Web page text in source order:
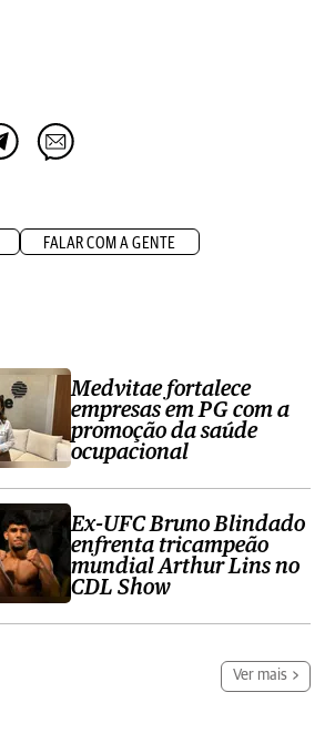
FALAR COM A GENTE
Medvitae fortalece
empresas em PG com a
promoção da saúde
ocupacional
Ex-UFC Bruno Blindado
enfrenta tricampeão
mundial Arthur Lins no
CDL Show
Ver mais